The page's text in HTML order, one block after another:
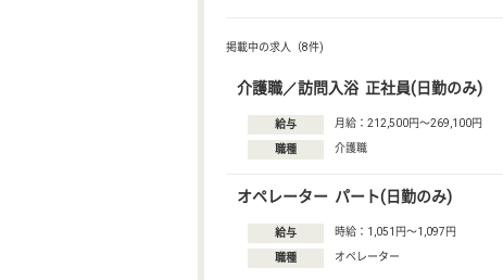
掲載中の求人（8件)
介護職／訪問入浴 正社員(日勤のみ)
給与 月給：212,500円〜269,100円
職種 介護職
オペレーター パート(日勤のみ)
給与 時給：1,051円〜1,097円
職種 オペレーター